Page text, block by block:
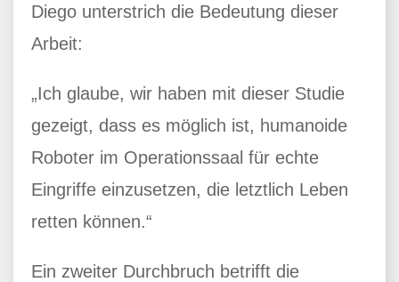
Diego unterstrich die Bedeutung dieser
Arbeit:
„Ich glaube, wir haben mit dieser Studie
gezeigt, dass es möglich ist, humanoide
Roboter im Operationssaal für echte
Eingriffe einzusetzen, die letztlich Leben
retten können.“
Ein zweiter Durchbruch betrifft die